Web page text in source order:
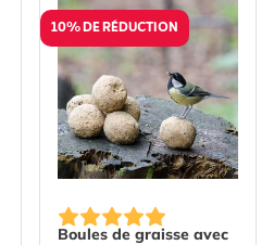
10% DE RÉDUCTION
Boules de graisse avec